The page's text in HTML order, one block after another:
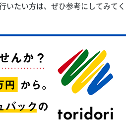
いたい方は、ぜひ参考にしてみてく